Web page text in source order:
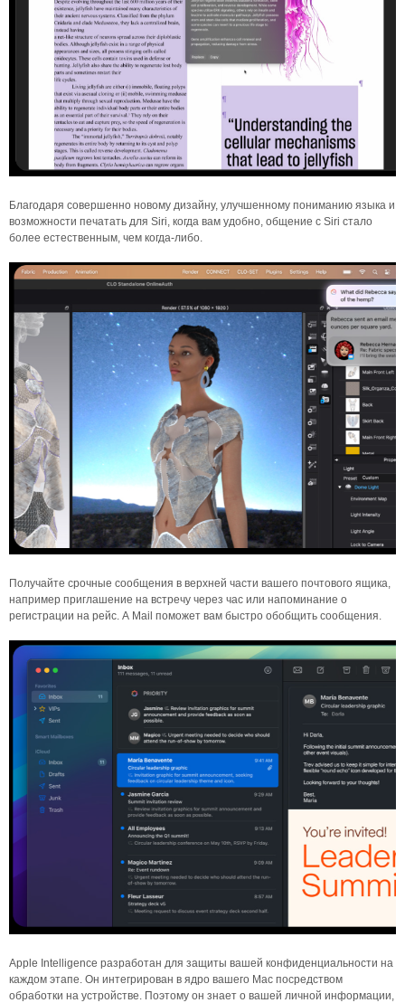
Благодаря совершенно новому дизайну, улучшенному пониманию языка и
возможности печатать для Siri, когда вам удобно, общение с Siri стало
более естественным, чем когда-либо.
Получайте срочные сообщения в верхней части вашего почтового ящика,
например приглашение на встречу через час или напоминание о
регистрации на рейс. А Mail поможет вам быстро обобщить сообщения.
Apple Intelligence разработан для защиты вашей конфиденциальности на
каждом этапе. Он интегрирован в ядро ​​вашего Mac посредством
обработки на устройстве. Поэтому он знает о вашей личной информации,